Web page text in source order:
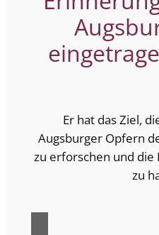
Er hat das Ziel,
Augsburger Opfern
zu erforschen und die
zu